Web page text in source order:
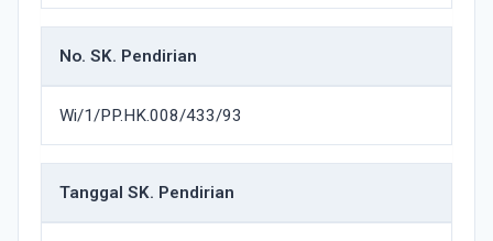
No. SK. Pendirian
Wi/1/PP.HK.008/433/93
Tanggal SK. Pendirian